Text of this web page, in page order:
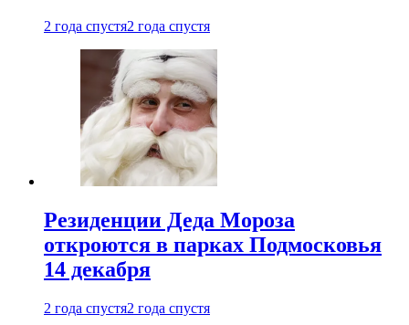
2 года спустя2 года спустя
Резиденции Деда Мороза
откроются в парках Подмосковья
14 декабря
2 года спустя2 года спустя